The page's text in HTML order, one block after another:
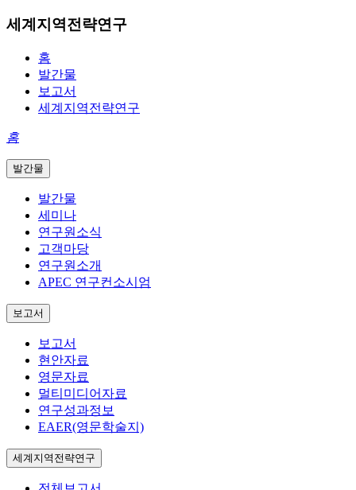
세계지역전략연구
홈
발간물
보고서
세계지역전략연구
홈
발간물
발간물
세미나
연구원소식
고객마당
연구원소개
APEC 연구컨소시엄
보고서
보고서
현안자료
영문자료
멀티미디어자료
연구성과정보
EAER(영문학술지)
세계지역전략연구